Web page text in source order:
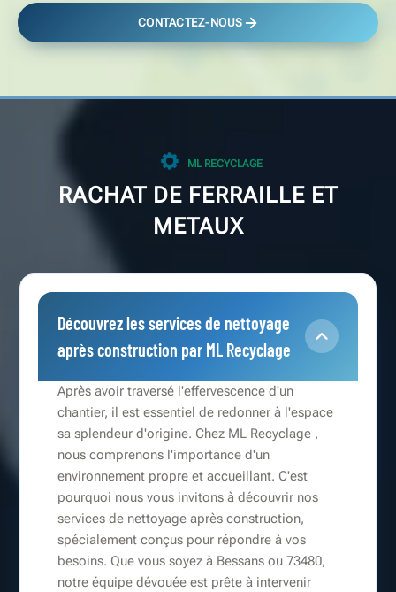
CONTACTEZ-NOUS
ML RECYCLAGE
RACHAT DE FERRAILLE ET
METAUX
Découvrez les services de nettoyage
après construction par ML Recyclage
Après avoir traversé l'effervescence d'un
chantier, il est essentiel de redonner à l'espace
sa splendeur d'origine. Chez ML Recyclage ,
nous comprenons l'importance d'un
environnement propre et accueillant. C'est
pourquoi nous vous invitons à découvrir nos
services de nettoyage après construction,
spécialement conçus pour répondre à vos
besoins. Que vous soyez à Bessans ou 73480,
notre équipe dévouée est prête à intervenir